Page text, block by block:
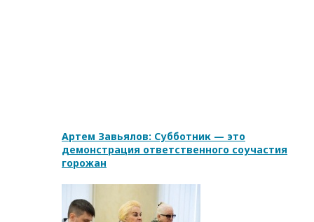
Артем Завьялов: Субботник — это
демонстрация ответственного соучастия
горожан